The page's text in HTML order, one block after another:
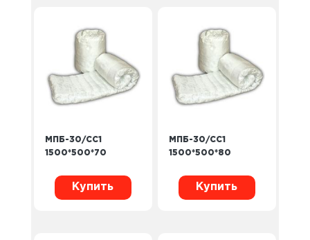
МПБ-30/СС1
1500*500*70
Купить
МПБ-30/СС1
1500*500*80
Купить